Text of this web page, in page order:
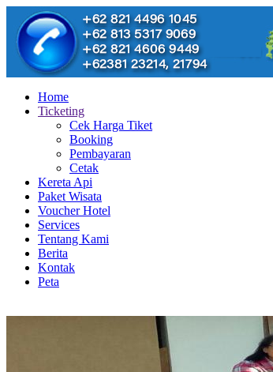
Home
Ticketing
Cek Harga Tiket
Booking
Pembayaran
Cetak
Kereta Api
Paket Wisata
Voucher Hotel
Services
Tentang Kami
Berita
Kontak
Peta